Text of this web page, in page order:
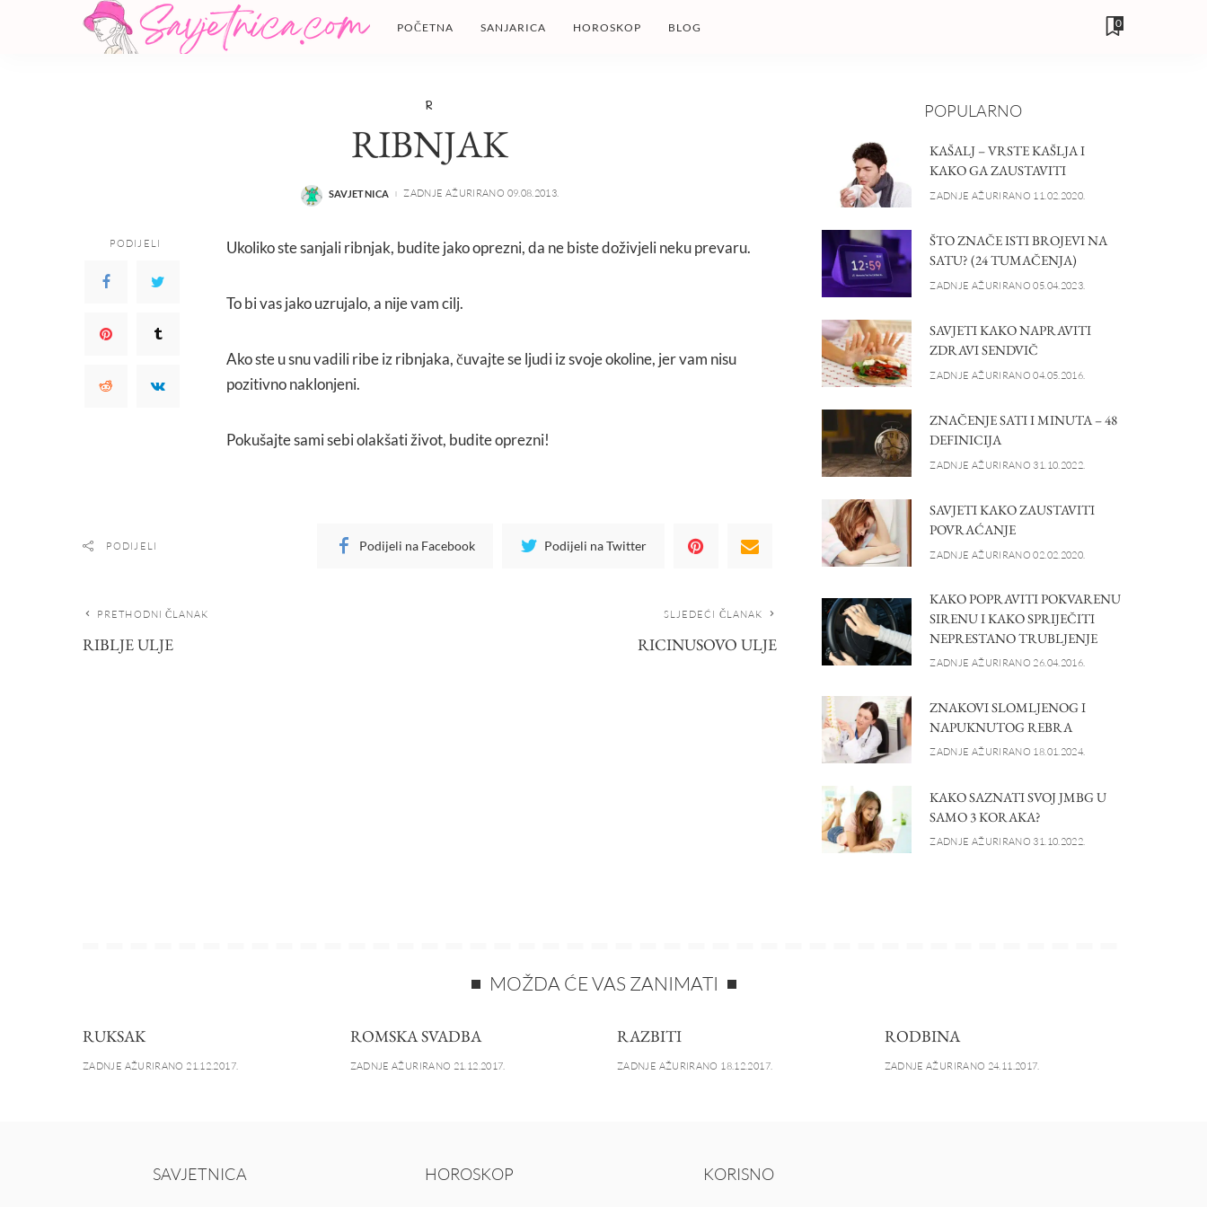
POČETNA SANJARICA HOROSKOP BLOG 0
R
RIBNJAK
POSTED
SAVJETNICA ZADNJE AŽURIRANO 09.08.2013.
PODIJELI Ukoliko ste sanjali ribnjak, budite jako oprezni, da ne biste doživjeli neku prevaru.
To bi vas jako uzrujalo, a nije vam cilj.
Ako ste u snu vadili ribe iz ribnjaka, čuvajte se ljudi iz svoje okoline, jer vam nisu
pozitivno naklonjeni.
Pokušajte sami sebi olakšati život, budite oprezni!
PODIJELI Podijeli na Facebook Podijeli na Twitter
PRETHODNI ČLANAK
RIBLJE ULJE
SLJEDEĆI ČLANAK
RICINUSOVO ULJE
POPULARNO
KAŠALJ – VRSTE KAŠLJA I
KAKO GA ZAUSTAVITI
ZADNJE AŽURIRANO 11.02.2020.
ŠTO ZNAČE ISTI BROJEVI NA
SATU? (24 TUMAČENJA)
ZADNJE AŽURIRANO 05.04.2023.
SAVJETI KAKO NAPRAVITI
ZDRAVI SENDVIČ
ZADNJE AŽURIRANO 04.05.2016.
ZNAČENJE SATI I MINUTA – 48
DEFINICIJA
ZADNJE AŽURIRANO 31.10.2022.
SAVJETI KAKO ZAUSTAVITI
POVRAĆANJE
ZADNJE AŽURIRANO 02.02.2020.
KAKO POPRAVITI POKVARENU
SIRENU I KAKO SPRIJEČITI
NEPRESTANO TRUBLJENJE
ZADNJE AŽURIRANO 26.04.2016.
ZNAKOVI SLOMLJENOG I
NAPUKNUTOG REBRA
ZADNJE AŽURIRANO 18.01.2024.
KAKO SAZNATI SVOJ JMBG U
SAMO 3 KORAKA?
ZADNJE AŽURIRANO 31.10.2022.
MOŽDA ĆE VAS ZANIMATI
RUKSAK
ZADNJE AŽURIRANO 21.12.2017.
ROMSKA SVADBA
ZADNJE AŽURIRANO 21.12.2017.
RAZBITI
ZADNJE AŽURIRANO 18.12.2017.
RODBINA
ZADNJE AŽURIRANO 24.11.2017.
SAVJETNICA HOROSKOP KORISNO